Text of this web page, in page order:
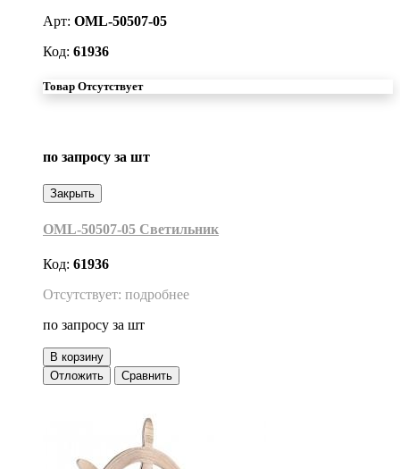
Арт: OML-50507-05
Код: 61936
Товар Отсутствует
по запросу за шт
Закрыть
OML-50507-05 Светильник
Код: 61936
Отсутствует: подробнее
по запросу за шт
В корзину
Отложить
Сравнить